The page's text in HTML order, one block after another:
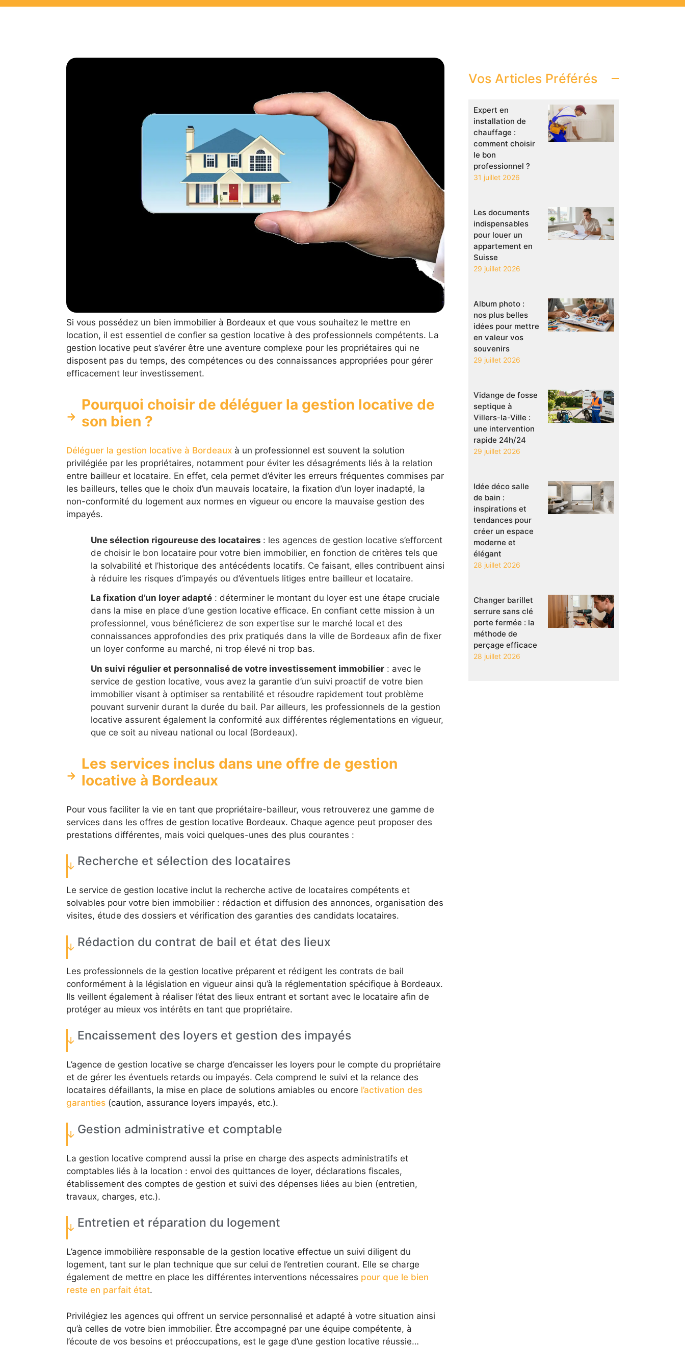
Si vous possédez un bien immobilier à Bordeaux et que vous souhaitez le mettre en
location, il est essentiel de confier sa gestion locative à des professionnels compétents. La
gestion locative peut s’avérer être une aventure complexe pour les propriétaires qui ne
disposent pas du temps, des compétences ou des connaissances appropriées pour gérer
efficacement leur investissement.
Pourquoi choisir de déléguer la gestion locative de
son bien ?
Déléguer la gestion locative à Bordeauxà un professionnel est souvent la solution
privilégiée par les propriétaires, notamment pour éviter les désagréments liés à la relation
entre bailleur et locataire. En effet, cela permet d’éviter les erreurs fréquentes commises par
les bailleurs, telles que le choix d’un mauvais locataire, la fixation d’un loyer inadapté, la
non-conformité du logement aux normes en vigueur ou encore la mauvaise gestion des
impayés.
Une sélection rigoureuse des locataires : les agences de gestion locative s’efforcent
de choisir le bon locataire pour votre bien immobilier, en fonction de critères tels que
la solvabilité et l’historique des antécédents locatifs. Ce faisant, elles contribuent ainsi
à réduire les risques d’impayés ou d’éventuels litiges entre bailleur et locataire.
La fixation d’un loyer adapté: déterminer le montant du loyer est une étape cruciale
dans la mise en place d’une gestion locative efficace. En confiant cette mission à un
professionnel, vous bénéficierez de son expertise sur le marché local et des
connaissances approfondies des prix pratiqués dans la ville de Bordeaux afin de fixer
un loyer conforme au marché, ni trop élevé ni trop bas.
Un suivi régulier et personnalisé de votre investissement immobilier: avec le
service de gestion locative, vous avez la garantie d’un suivi proactif de votre bien
immobilier visant à optimiser sa rentabilité et résoudre rapidement tout problème
pouvant survenir durant la durée du bail. Par ailleurs, les professionnels de la gestion
locative assurent également la conformité aux différentes réglementations en vigueur,
que ce soit au niveau national ou local (Bordeaux).
Les services inclus dans une offre de gestion
locative à Bordeaux
Pour vous faciliter la vie en tant que propriétaire-bailleur, vous retrouverez une gamme de
services dans les offres de gestion locative Bordeaux. Chaque agence peut proposer des
prestations différentes, mais voici quelques-unes des plus courantes :
Recherche et sélection des locataires
Le service de gestion locative inclut la recherche active de locataires compétents et
solvables pour votre bien immobilier : rédaction et diffusion des annonces, organisation des
visites, étude des dossiers et vérification des garanties des candidats locataires.
Rédaction du contrat de bail et état des lieux
Les professionnels de la gestion locative préparent et rédigent les contrats de bail
conformément à la législation en vigueur ainsi qu’à la réglementation spécifique à Bordeaux.
Ils veillent également à réaliser l’état des lieux entrant et sortant avec le locataire afin de
protéger au mieux vos intérêts en tant que propriétaire.
Encaissement des loyers et gestion des impayés
L’agence de gestion locative se charge d’encaisser les loyers pour le compte du propriétaire
et de gérer les éventuels retards ou impayés. Cela comprend le suivi et la relance des
locataires défaillants, la mise en place de solutions amiables ou encore l’activation des
garanties(caution, assurance loyers impayés, etc.).
Gestion administrative et comptable
La gestion locative comprend aussi la prise en charge des aspects administratifs et
comptables liés à la location : envoi des quittances de loyer, déclarations fiscales,
établissement des comptes de gestion et suivi des dépenses liées au bien (entretien,
travaux, charges, etc.).
Entretien et réparation du logement
L’agence immobilière responsable de la gestion locative effectue un suivi diligent du
logement, tant sur le plan technique que sur celui de l’entretien courant. Elle se charge
également de mettre en place les différentes interventions nécessaires pour que le bien
reste en parfait état.
Privilégiez les agences qui offrent un service personnalisé et adapté à votre situation ainsi
qu’à celles de votre bien immobilier. Être accompagné par une équipe compétente, à
l’écoute de vos besoins et préoccupations, est le gage d’une gestion locative réussie…
Vos Articles Préférés
Expert en
installation de
chauffage :
comment choisir
le bon
professionnel ?
31 juillet 2026
Les documents
indispensables
pour louer un
appartement en
Suisse
29 juillet 2026
Album photo :
nos plus belles
idées pour mettre
en valeur vos
souvenirs
29 juillet 2026
Vidange de fosse
septique à
Villers-la-Ville :
une intervention
rapide 24h/24
29 juillet 2026
Idée déco salle
de bain :
inspirations et
tendances pour
créer un espace
moderne et
élégant
28 juillet 2026
Changer barillet
serrure sans clé
porte fermée : la
méthode de
perçage efficace
28 juillet 2026